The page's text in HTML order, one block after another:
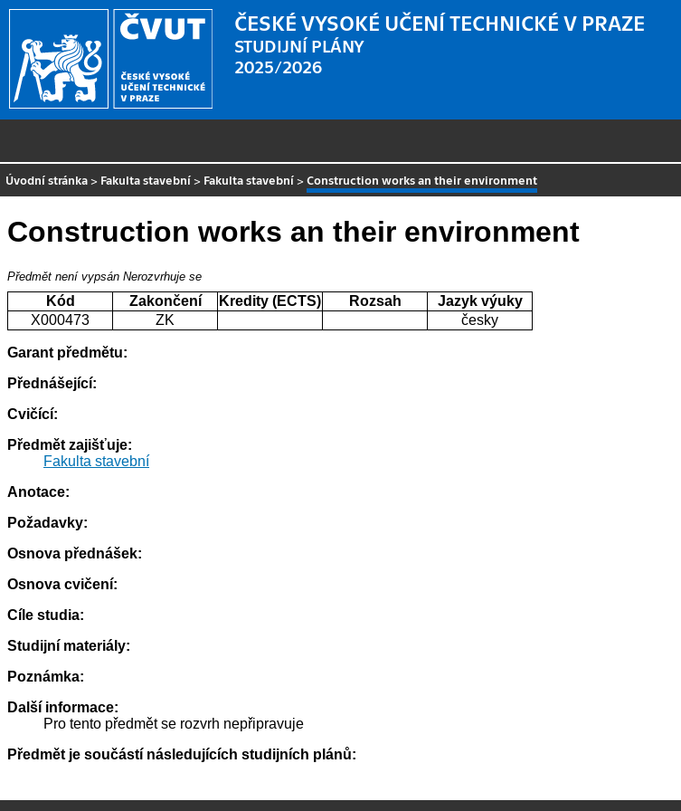
ČESKÉ VYSOKÉ UČENÍ TECHNICKÉ V PRAZE
STUDIJNÍ PLÁNY
2025/2026
Úvodní stránka > Fakulta stavební > Fakulta stavební >Construction works an their environment
Construction works an their environment
Předmět není vypsán Nerozvrhuje se
Kód Zakončení Kredity (ECTS) Rozsah
Jazyk výuky
X000473
ZK česky
Garant předmětu:
Přednášející:
Cvičící:
Předmět zajišťuje:
Fakulta stavební
Anotace:
Požadavky:
Osnova přednášek:
Osnova cvičení:
Cíle studia:
Studijní materiály:
Poznámka:
Další informace:
Pro tento předmět se rozvrh nepřipravuje
Předmět je součástí následujících studijních plánů: